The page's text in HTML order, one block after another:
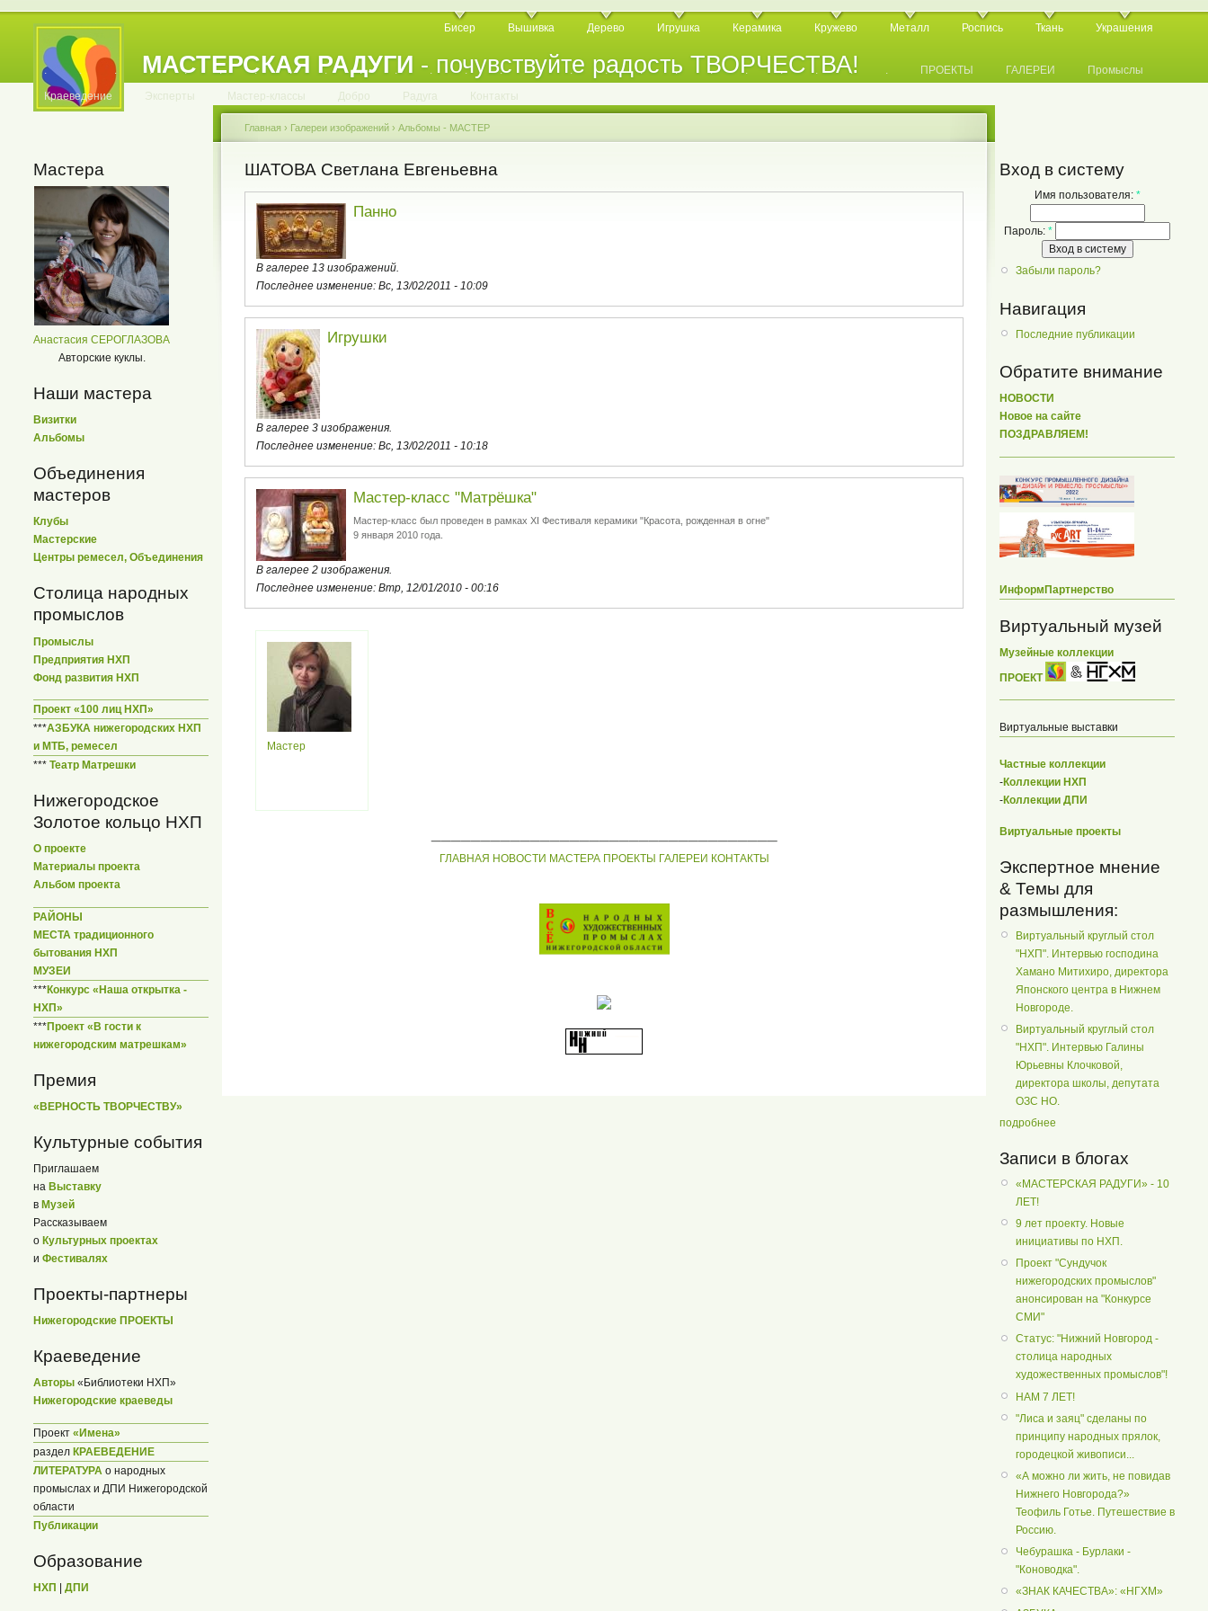
МАСТЕРСКАЯ РАДУГИ - почувствуйте радость ТВОРЧЕСТВА!
Бисер Вышивка Дерево Игрушка Керамика Кружево Металл Роспись Ткань Украшения
. . . . . . . . . . . . . . . . . . . . . . . . . ПРОЕКТЫ ГАЛЕРЕИ Промыслы
Краеведение Эксперты Мастер-классы Добро Радуга Контакты
Мастера
Анастасия СЕРОГЛАЗОВА
Авторские куклы.
Наши мастера
Визитки
Альбомы
Объединения
мастеров
Клубы
Мастерские
Центры ремесел, Объединения
Столица народных
промыслов
Промыслы
Предприятия НХП
Фонд развития НХП
Проект «100 лиц НХП»
***АЗБУКА нижегородских НХП
и МТБ, ремесел
*** Театр Матрешки
Нижегородское
Золотое кольцо НХП
О проекте
Материалы проекта
Альбом проекта
РАЙОНЫ
МЕСТА традиционного
бытования НХП
МУЗЕИ
***Конкурс «Наша открытка -
НХП»
***Проект «В гости к
нижегородским матрешкам»
Премия
«ВЕРНОСТЬ ТВОРЧЕСТВУ»
Культурные события
Приглашаем
на Выставку
в Музей
Рассказываем
о Культурных проектах
и Фестивалях
Проекты-партнеры
Нижегородские ПРОЕКТЫ
Краеведение
Авторы «Библиотеки НХП»
Нижегородские краеведы
Проект «Имена»
раздел КРАЕВЕДЕНИЕ
ЛИТЕРАТУРА о народных
промыслах и ДПИ Нижегородской
области
Публикации
Образование
НХП ДПИ
Главная › Галереи изображений › Альбомы - МАСТЕР
ШАТОВА Светлана Евгеньевна
Панно
В галерее 13 изображений.
Последнее изменение: Вс, 13/02/2011 - 10:09
Игрушки
В галерее 3 изображения.
Последнее изменение: Вс, 13/02/2011 - 10:18
Мастер-класс "Матрёшка"
Мастер-класс был проведен в рамках XI Фестиваля керамики "Красота, рожденная в огне"
9 января 2010 года.
В галерее 2 изображения.
Последнее изменение: Втр, 12/01/2010 - 00:16
Мастер
ГЛАВНАЯ НОВОСТИ МАСТЕРА ПРОЕКТЫ ГАЛЕРЕИ КОНТАКТЫ
Вход в систему
Имя пользователя: *
Пароль: *
Забыли пароль?
Навигация
Последние публикации
Обратите внимание
НОВОСТИ
Новое на сайте
ПОЗДРАВЛЯЕМ!
ИнформПартнерство
Виртуальный музей
Музейные коллекции
ПРОЕКТ
Виртуальные выставки
Частные коллекции
-Коллекции НХП
-Коллекции ДПИ
Виртуальные проекты
Экспертное мнение
& Темы для
размышления:
Виртуальный круглый стол
"НХП". Интервью господина
Хамано Митихиро, директора
Японского центра в Нижнем
Новгороде.
Виртуальный круглый стол
"НХП". Интервью Галины
Юрьевны Клочковой,
директора школы, депутата
ОЗС НО.
подробнее
Записи в блогах
«МАСТЕРСКАЯ РАДУГИ» - 10
ЛЕТ!
9 лет проекту. Новые
инициативы по НХП.
Проект "Сундучок
нижегородских промыслов"
анонсирован на "Конкурсе
СМИ"
Статус: "Нижний Новгород -
столица народных
художественных промыслов"!
НАМ 7 ЛЕТ!
"Лиса и заяц" сделаны по
принципу народных прялок,
городецкой живописи...
«А можно ли жить, не повидав
Нижнего Новгорода?»
Теофиль Готье. Путешествие в
Россию.
Чебурашка - Бурлаки -
"Коноводка".
«ЗНАК КАЧЕСТВА»: «НГХМ»